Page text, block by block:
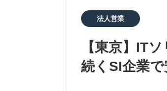
法人営業
【東京】IT
続くSI企業